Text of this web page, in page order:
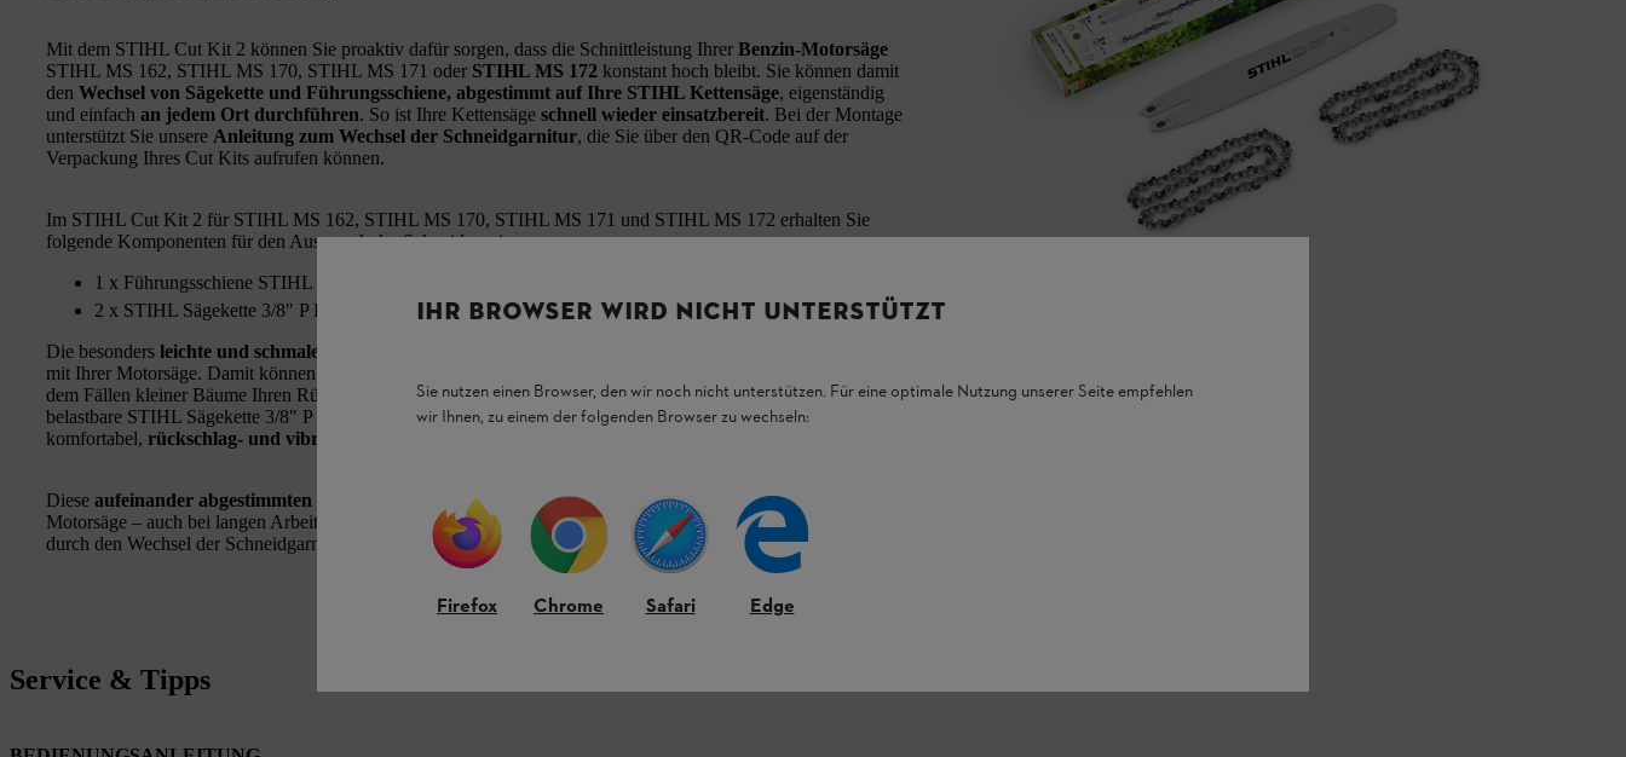
Mit dem STIHL Cut Kit 2 können Sie proaktiv dafür sorgen, dass die Schnittleistung Ihrer Benzin-Motorsäge
STIHL MS 162, STIHL MS 170, STIHL MS 171 oder STIHL MS 172 konstant hoch bleibt. Sie können damit
den Wechsel von Sägekette und Führungsschiene, abgestimmt auf Ihre STIHL Kettensäge, eigenständig
und einfach an jedem Ort durchführen. So ist Ihre Kettensäge schnell wieder einsatzbereit. Bei der Montage
unterstützt Sie unsere Anleitung zum Wechsel der Schneidgarnitur, die Sie über den QR-Code auf der
Verpackung Ihres Cut Kits aufrufen können.
Im STIHL Cut Kit 2 für STIHL MS 162, STIHL MS 170, STIHL MS 171 und STIHL MS 172 erhalten Sie
folgende Komponenten für den Austausch der Schneidgarnitur:
1 x Führungsschiene STIHL Rollomatic E Mini, 3/8" P, 1,1 mm
2 x STIHL Sägekette 3/8" P Picco Micro 3 (PM3, 1,1 mm)
Die besonders leichte und schmale Führungsschiene
mit Ihrer Motorsäge. Damit können Sie bei langen Arbeitsintervallen, beispielsweise beim Brennholzsägen oder
dem Fällen kleiner Bäume Ihren Rücken entlasten, da Sie weniger Kraft aufwenden müssen. Die robuste und
belastbare STIHL Sägekette 3/8" P Picco Micro 3 (PM3) bietet einehohe Schnittleistung. Sie können
komfortabel, rückschlag- und vibrationsarm
Diese aufeinander abgestimmten Komponenten der Schneidgarnitur
unterstützen die Zuverlässigkeit Ihrer
Motorsäge – auch bei langen Arbeitseinsätzen. So profitieren Sie von einer
maximalen Leistungund können
durch den Wechsel der Schneidgarnitur zuverlässig und nahezu unterbrechungsfrei arbeiten.
Service & Tipps
IHR BROWSER WIRD NICHT UNTERSTÜTZT
Sie nutzen einen Browser, den wir noch nicht unterstützen. Für eine optimale Nutzung unserer Seite empfehlen
wir Ihnen, zu einem der folgenden Browser zu wechseln:
Firefox Chrome Safari Edge